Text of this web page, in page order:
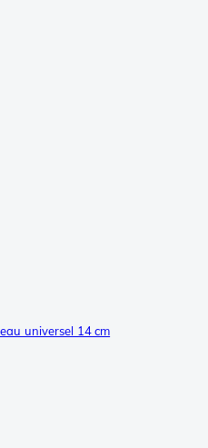
universel 14 cm